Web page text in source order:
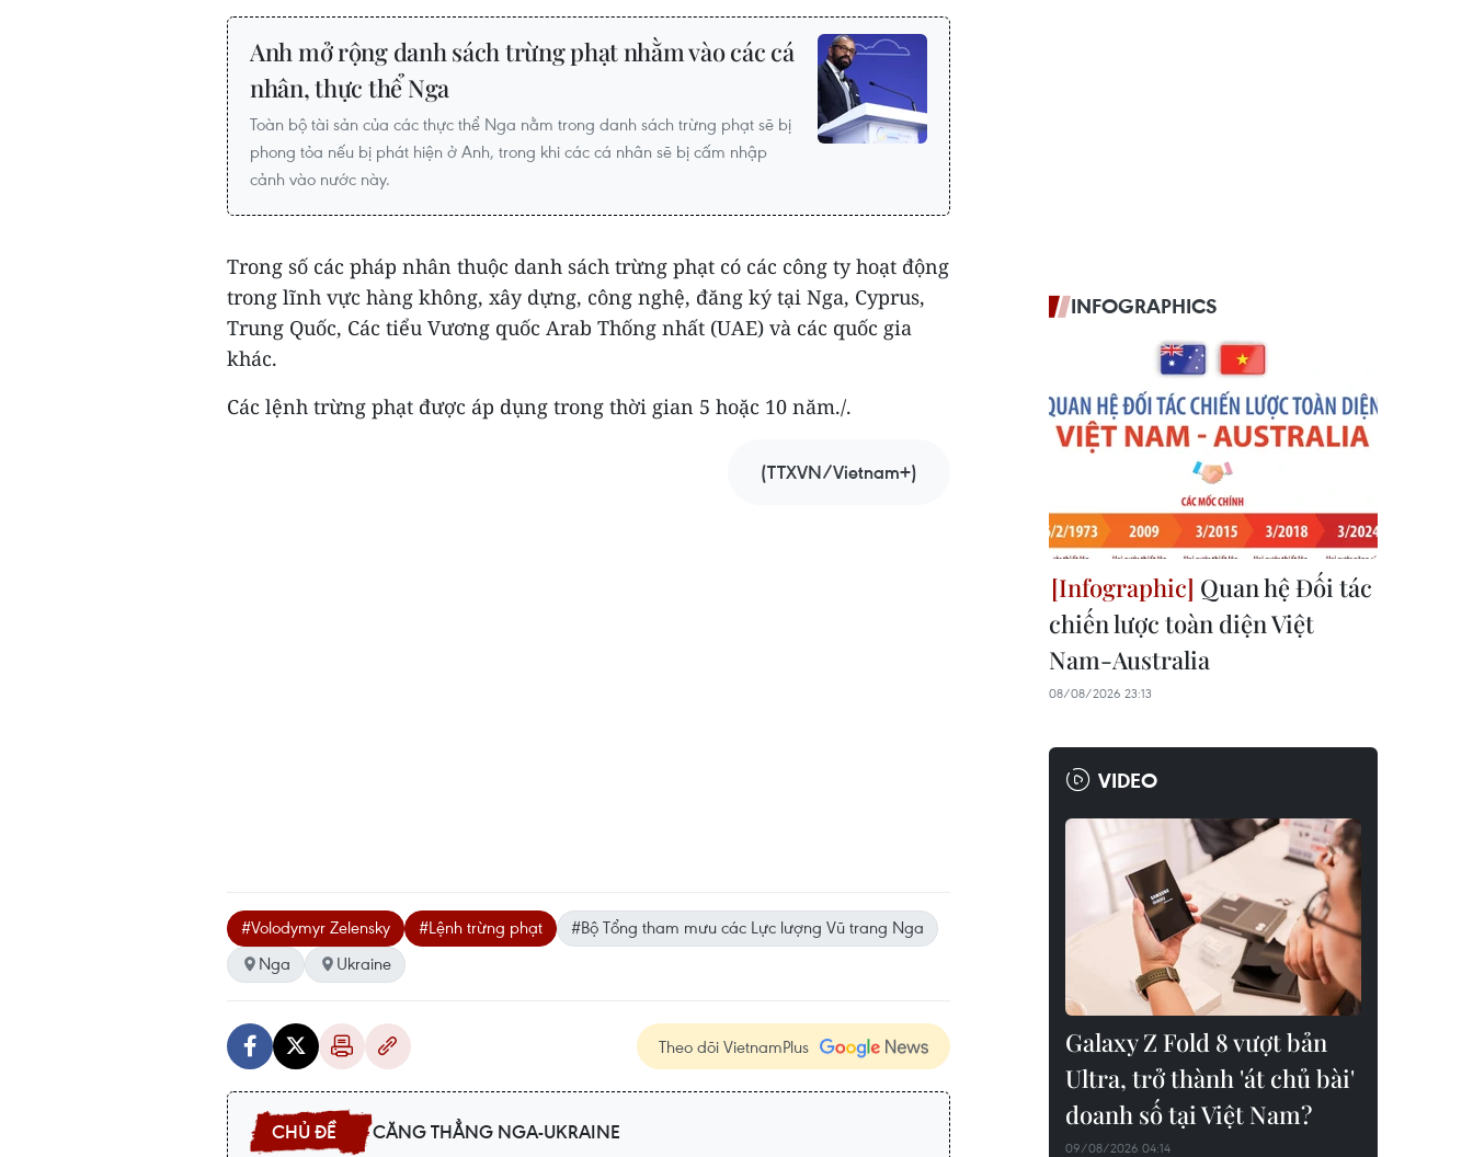
Anh mở rộng danh sách trừng phạt nhằm vào các cá
nhân, thực thể Nga
Toàn bộ tài sản của các thực thể Nga nằm trong danh sách trừng phạt sẽ bị
phong tỏa nếu bị phát hiện ở Anh, trong khi các cá nhân sẽ bị cấm nhập
cảnh vào nước này.
Trong số các pháp nhân thuộc danh sách trừng phạt có các công ty hoạt động
trong lĩnh vực hàng không, xây dựng, công nghệ, đăng ký tại Nga, Cyprus,
Trung Quốc, Các tiểu Vương quốc Arab Thống nhất (UAE) và các quốc gia
khác.
Các lệnh trừng phạt được áp dụng trong thời gian 5 hoặc 10 năm./.
(TTXVN/Vietnam+)
#Volodymyr Zelensky #Lệnh trừng phạt
#Bộ Tổng tham mưu các Lực lượng Vũ trang Nga
Nga
Ukraine
Theo dõi VietnamPlus
CĂNG THẲNG NGA-UKRAINE
INFOGRAPHICS
Quan hệ Đối tác
chiến lược toàn diện Việt
Nam-Australia
08/08/2026 23:13
VIDEO
Galaxy Z Fold 8 vượt bản
Ultra, trở thành 'át chủ bài'
doanh số tại Việt Nam?
09/08/2026 04:14